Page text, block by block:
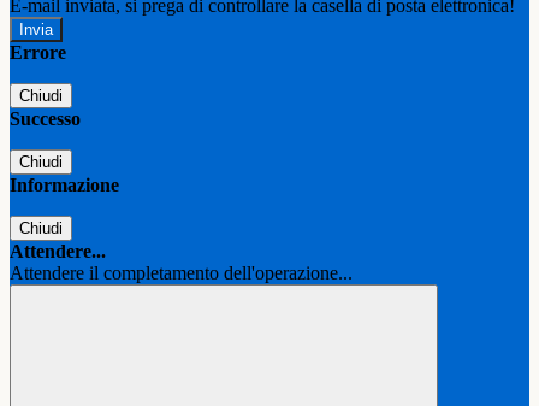
E-mail inviata, si prega di controllare la casella di posta elettronica!
Errore
Chiudi
Successo
Chiudi
Informazione
Chiudi
Attendere...
Attendere il completamento dell'operazione...